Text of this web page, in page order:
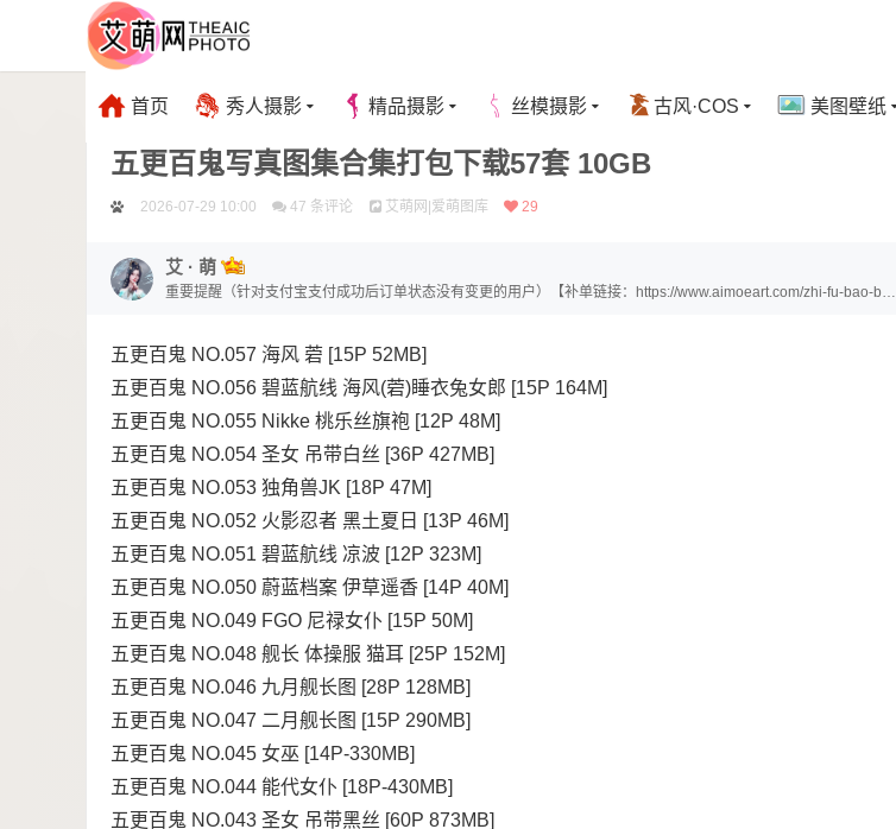
首页 秀人摄影 精品摄影 丝模摄影 古风·COS 美图壁纸
五更百鬼 古风·COS
五更百鬼写真图集合集打包下载57套 10GB
2026-07-29 10:00 47 条评论 艾萌网|爱萌图库 29
艾 · 萌
重要提醒（针对支付宝支付成功后订单状态没有变更的用户）【补单链接：https://www.aimoeart.com/zhi-fu-bao-bu-
五更百鬼 NO.057 海风 菪 [15P 52MB]
五更百鬼 NO.056 碧蓝航线 海风(菪)睡衣兔女郎 [15P 164M]
五更百鬼 NO.055 Nikke 桃乐丝旗袍 [12P 48M]
五更百鬼 NO.054 圣女 吊带白丝 [36P 427MB]
五更百鬼 NO.053 独角兽JK [18P 47M]
五更百鬼 NO.052 火影忍者 黑土夏日 [13P 46M]
五更百鬼 NO.051 碧蓝航线 凉波 [12P 323M]
五更百鬼 NO.050 蔚蓝档案 伊草遥香 [14P 40M]
五更百鬼 NO.049 FGO 尼禄女仆 [15P 50M]
五更百鬼 NO.048 舰长 体操服 猫耳 [25P 152M]
五更百鬼 NO.046 九月舰长图 [28P 128MB]
五更百鬼 NO.047 二月舰长图 [15P 290MB]
五更百鬼 NO.045 女巫 [14P-330MB]
五更百鬼 NO.044 能代女仆 [18P-430MB]
五更百鬼 NO.043 圣女 吊带黑丝 [60P 873MB]